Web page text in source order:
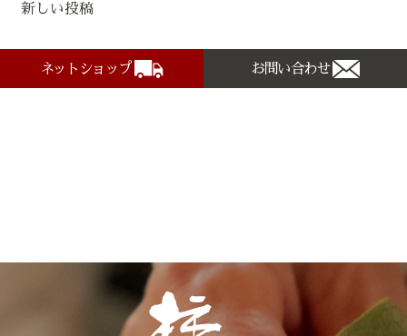
ビ
ン
新しい投稿
ネットショップ お問い合わせ